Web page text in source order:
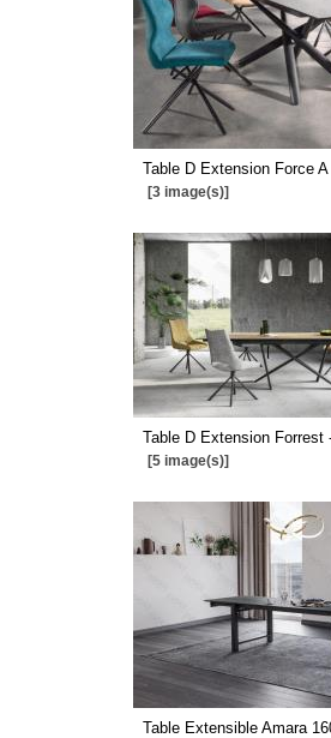
Table D Extension Force A
[3 image(s)]
Table D Extension Forrest
[5 image(s)]
Table Extensible Amara